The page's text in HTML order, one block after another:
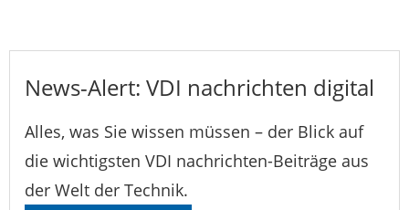
News-Alert: VDI nachrichten digital
Alles, was Sie wissen müssen – der Blick auf
die wichtigsten VDI nachrichten-Beiträge aus
der Welt der Technik.